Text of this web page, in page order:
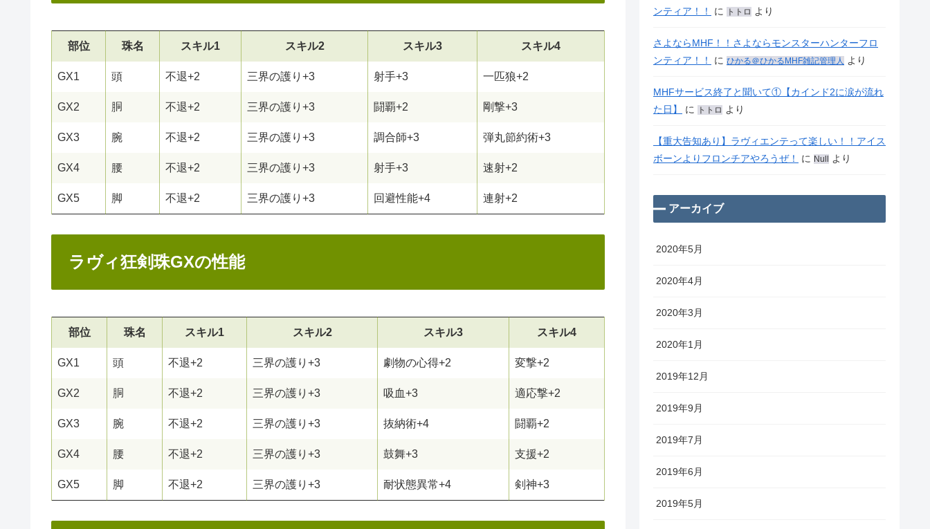
部位 珠名 スキル1 スキル2 スキル3 スキル4
GX1 頭 不退+2 三界の護り+3 射手+3 一匹狼+2
GX2 胴 不退+2 三界の護り+3 闘覇+2 剛撃+3
GX3 腕 不退+2 三界の護り+3 調合師+3 弾丸節約術+3
GX4 腰 不退+2 三界の護り+3 射手+3 速射+2
GX5 脚 不退+2 三界の護り+3 回避性能+4 連射+2
ラヴィ狂剣珠GXの性能
部位 珠名 スキル1 スキル2 スキル3 スキル4
GX1 頭 不退+2 三界の護り+3 劇物の心得+2 変撃+2
GX2 胴 不退+2 三界の護り+3 吸血+3 適応撃+2
GX3 腕 不退+2 三界の護り+3 抜納術+4 闘覇+2
GX4 腰 不退+2 三界の護り+3 鼓舞+3 支援+2
GX5 脚 不退+2 三界の護り+3 耐状態異常+4 剣神+3
ンティア！！
に トトロ より
さよならMHF！！さよならモンスターハンターフロ
ンティア！！
に ひかる＠ひかるMHF雑記管理人 より
MHFサービス終了と聞いて①【カインド2に涙が流れ
た日】
に トトロ より
【重大告知あり】ラヴィエンテって楽しい！！アイス
ボーンよりフロンチアやろうぜ！
に Null より
アーカイブ
2020年5月
2020年4月
2020年3月
2020年1月
2019年12月
2019年9月
2019年7月
2019年6月
2019年5月